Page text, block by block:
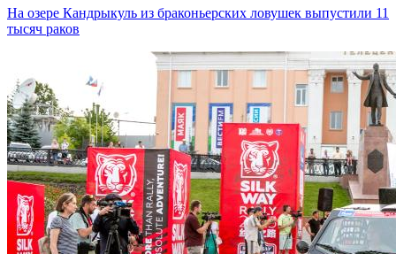
На озере Кандрыкуль из браконьерских ловушек выпустили 11
тысяч раков